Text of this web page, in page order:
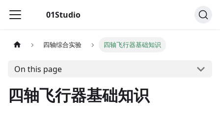
01Studio
四轴综合实验 四轴飞行器基础知识
On this page
四轴飞行器基础知识